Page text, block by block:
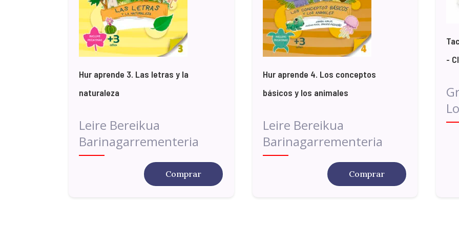
Hur aprende 3. Las letras y la
naturaleza
Leire Bereikua
Barinagarrementeria
Comprar
Hur aprende 4. Los conceptos
básicos y los animales
Leire Bereikua
Barinagarrementeria
Comprar
-